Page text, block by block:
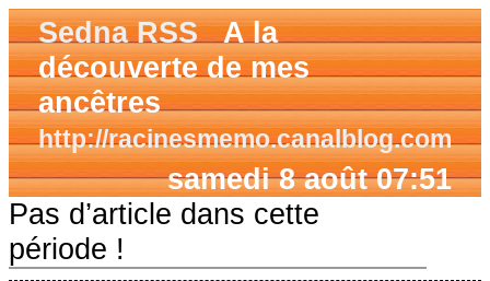
Sedna RSSA la
découverte de mes
ancêtres
http://racinesmemo.canalblog.com
samedi 8 août 07:51
Pas d’article dans cette
période !